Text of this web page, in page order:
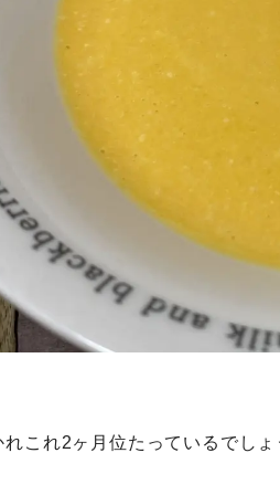
れこれ2ヶ月位たっているでしょ